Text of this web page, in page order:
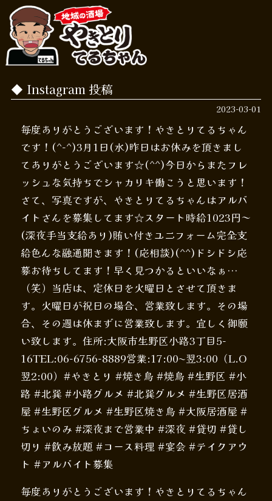
Instagram 投稿
2023-03-01
毎度ありがとうございます！やきとりてるちゃん
です！(^-^)3月1日(水)昨日はお休みを頂きまし
てありがとうございます☆(^^)今日からまたフレ
ッシュな気持ちでシャカリキ働こうと思います！
さて、写真ですが、やきとりてるちゃんはアルバ
イトさんを募集してます☆スタート時給1023円～
(深夜手当支給あり)賄い付きユニフォーム完全支
給色んな融通聞きます！(応相談)(^^)ドシドシ応
募お待ちしてます！早く見つかるといいなぁ…
（笑）当店は、定休日を火曜日とさせて頂きま
す。火曜日が祝日の場合、営業致します。その場
合、その週は休まずに営業致します。宜しく御願
い致します。住所:大阪市生野区小路3丁目5-
16TEL:06-6756-8889営業:17:00〜翌3:00（L.O
翌2:00）#やきとり #焼き鳥 #焼鳥 #生野区 #小
路 #北巽 #小路グルメ #北巽グルメ #生野区居酒
屋 #生野区グルメ #生野区焼き鳥 #大阪居酒屋 #
ちょいのみ #深夜まで営業中 #深夜 #貸切 #貸し
切り #飲み放題 #コース料理 #宴会 #テイクアウ
ト #アルバイト募集
毎度ありがとうございます！やきとりてるちゃん